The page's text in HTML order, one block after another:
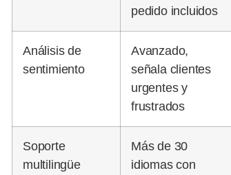
pedido incluidos
Análisis de
sentimiento
Avanzado,
señala clientes
urgentes y
frustrados
Soporte
multilingüe
Más de 30
idiomas con